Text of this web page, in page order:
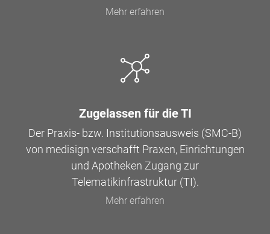
Mehr erfahren
Zugelassen für die TI
Der Praxis- bzw. Institutionsausweis (SMC-B)
von medisign verschafft Praxen, Einrichtungen
und Apotheken Zugang zur
Telematikinfrastruktur (TI).
Mehr erfahren